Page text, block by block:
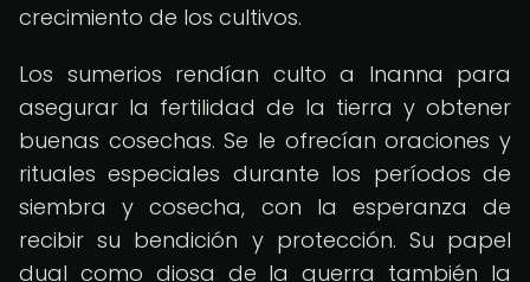
crecimiento de los cultivos.
Los sumerios rendían culto a Inanna para
asegurar la fertilidad de la tierra y obtener
buenas cosechas. Se le ofrecían oraciones y
rituales especiales durante los períodos de
siembra y cosecha, con la esperanza de
recibir su bendición y protección. Su papel
dual como diosa de la guerra también la